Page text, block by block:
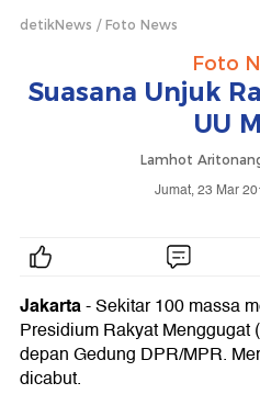
detikNews Foto News
Foto
Suasana Unjuk
UU
Lamhot
Jumat, 23 Mar
Jakarta- Sekitar 100 massa
Presidium Rakyat Menggugat
depan Gedung DPR/MPR.
dicabut.